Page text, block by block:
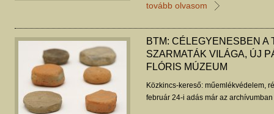
tovább olvasom
BTM: CÉLEGYENESBEN A
SZARMATÁK VILÁGA, ÚJ
FLÓRIS MÚZEUM
Közkincs-kereső: műemlékvédelem,
február 24-i adás már az